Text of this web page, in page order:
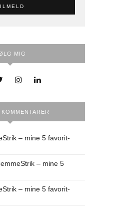
MIG
– mine 5 favorit-
– mine 5
– mine 5 favorit-